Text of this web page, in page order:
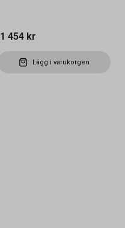
1 454 kr
Lägg i varukorgen